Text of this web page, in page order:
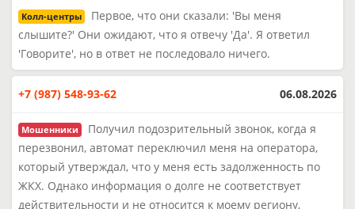
Колл-центры
Первое, что они сказали: 'Вы меня
слышите?' Они ожидают, что я отвечу 'Да'. Я ответил
'Говорите', но в ответ не последовало ничего.
+7 (987) 548-93-62 06.08.2026
Мошенники
Получил подозрительный звонок, когда я
перезвонил, автомат переключил меня на оператора,
который утверждал, что у меня есть задолженность по
ЖКХ. Однако информация о долге не соответствует
действительности и не относится к моему региону,